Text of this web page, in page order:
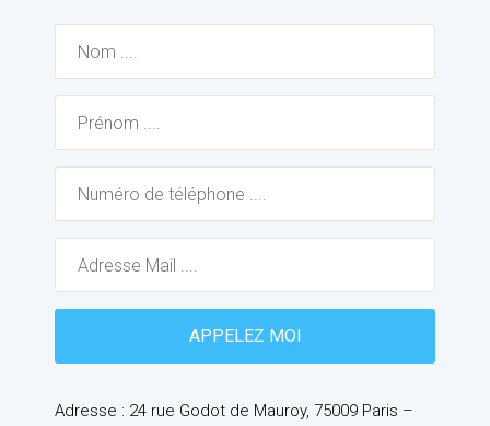
Adresse : 24 rue Godot de Mauroy, 75009 Paris –